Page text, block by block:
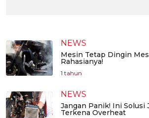
NEWS
Mesin Tetap Dingin
Rahasianya!
1 tahun
NEWS
Jangan Panik! Ini Solusi
Terkena Overheat